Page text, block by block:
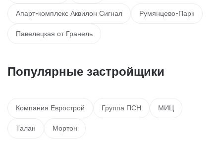
Апарт-комплекс Аквилон Сигнал Румянцево-Парк
Павелецкая от Гранель
Популярные застройщики
Компания Еврострой Группа ПСН МИЦ
Талан Мортон